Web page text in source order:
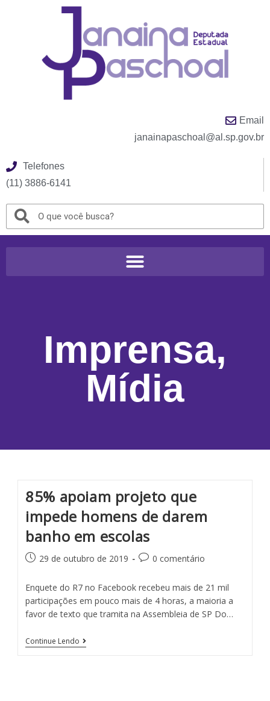
Email
janainapaschoal@al.sp.gov.br
Telefones
(11) 3886-6141
Imprensa,
Mídia
85% apoiam projeto que
impede homens de darem
banho em escolas
29 de outubro de 2019 0 comentário
Enquete do R7 no Facebook recebeu mais de 21 mil
participações em pouco mais de 4 horas, a maioria a
favor de texto que tramita na Assembleia de SP Do…
Continue Lendo